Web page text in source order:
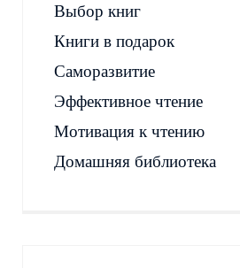
Выбор книг
Книги в подарок
Саморазвитие
Эффективное чтение
Мотивация к чтению
Домашняя библиотека